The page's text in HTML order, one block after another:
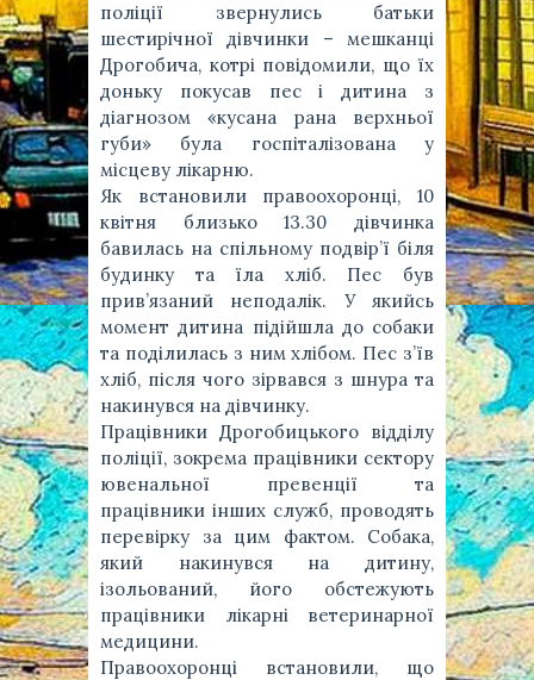
поліції звернулись батьки
шестирічної дівчинки – мешканці
Дрогобича, котрі повідомили, що їх
доньку покусав пес і дитина з
діагнозом «кусана рана верхньої
губи» була госпіталізована у
місцеву лікарню.
Як встановили правоохоронці, 10
квітня близько 13.30 дівчинка
бавилась на спільному подвір’ї біля
будинку та їла хліб. Пес був
прив’язаний неподалік. У якийсь
момент дитина підійшла до собаки
та поділилась з ним хлібом. Пес з’їв
хліб, після чого зірвався з шнура та
накинувся на дівчинку.
Працівники Дрогобицького відділу
поліції, зокрема працівники сектору
ювенальної превенції та
працівники інших служб, проводять
перевірку за цим фактом. Собака,
який накинувся на дитину,
ізольований, його обстежують
працівники лікарні ветеринарної
медицини.
Правоохоронці встановили, що